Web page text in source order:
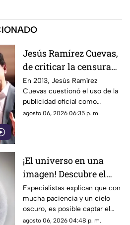
Jesús Ramírez Cuevas,
de criticar la censura
por publicidad oficial a
ser señalado por
estrategia de control
informativo
En 2013, Jesús Ramírez
Cuevas cuestionó el uso de la
publicidad oficial como
herramienta para presionar a
relacionadas con la difusión de
la información.
agosto 06, 2026 06:35 p. m.
¡El universo en una
imagen! Descubre el
fascinante mundo de la
astrofotografía en La
Laguna
Especialistas explican que con
mucha paciencia y un cielo
oscuro, es posible captar el
aparente movimiento de las
agosto 06, 2026 04:48 p. m.